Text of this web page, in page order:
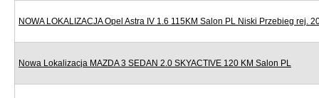
NOWA LOKALIZACJA Opel Astra IV 1.6 115KM Salon PL Niski Przebieg rej.
Nowa Lokalizacja MAZDA 3 SEDAN 2.0 SKYACTIVE 120 KM Salon PL